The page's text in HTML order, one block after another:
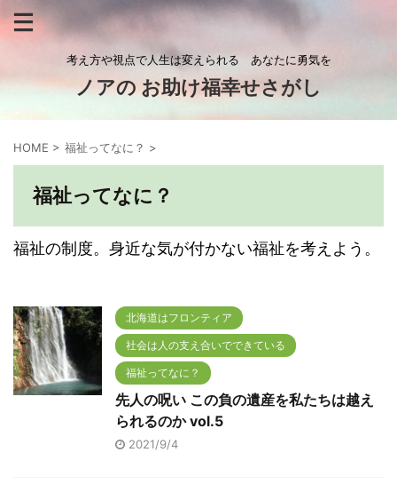
考え方や視点で人生は変えられる あなたに勇気を
ノアの お助け福幸せさがし
HOME > 福祉ってなに？ >
福祉ってなに？
福祉の制度。身近な気が付かない福祉を考えよう。
北海道はフロンティア
社会は人の支え合いでできている
福祉ってなに？
先人の呪い この負の遺産を私たちは越え
られるのか vol.5
2021/9/4